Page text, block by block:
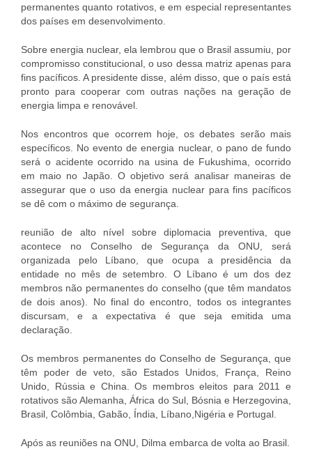
permanentes quanto rotativos, e em especial representantes
dos países em desenvolvimento.
Sobre energia nuclear, ela lembrou que o Brasil assumiu, por
compromisso constitucional, o uso dessa matriz apenas para
fins pacíficos. A presidente disse, além disso, que o país está
pronto para cooperar com outras nações na geração de
energia limpa e renovável.
Nos encontros que ocorrem hoje, os debates serão mais
específicos. No evento de energia nuclear, o pano de fundo
será o acidente ocorrido na usina de Fukushima, ocorrido
em maio no Japão. O objetivo será analisar maneiras de
assegurar que o uso da energia nuclear para fins pacíficos
se dê com o máximo de segurança.
reunião de alto nível sobre diplomacia preventiva, que
acontece no Conselho de Segurança da ONU, será
organizada pelo Líbano, que ocupa a presidência da
entidade no mês de setembro. O Líbano é um dos dez
membros não permanentes do conselho (que têm mandatos
de dois anos). No final do encontro, todos os integrantes
discursam, e a expectativa é que seja emitida uma
declaração.
Os membros permanentes do Conselho de Segurança, que
têm poder de veto, são Estados Unidos, França, Reino
Unido, Rússia e China. Os membros eleitos para 2011 e
rotativos são Alemanha, África do Sul, Bósnia e Herzegovina,
Brasil, Colômbia, Gabão, Índia, Líbano,Nigéria e Portugal.
Após as reuniões na ONU, Dilma embarca de volta ao Brasil.